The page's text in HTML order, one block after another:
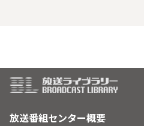
放送番組センター概要